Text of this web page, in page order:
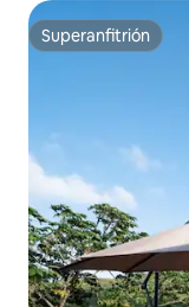
Superanfitrión
Superanfitrión